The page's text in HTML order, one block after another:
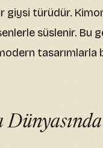
giysi türüdür.
süslenir. Bu